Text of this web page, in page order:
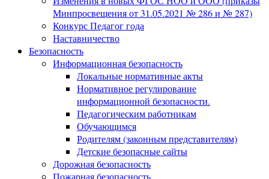
Минпросвещения от 31.05.2021 № 286 и № 287)
Конкурс Педагог года
Наставничество
Безопасность
Информационная безопасность
Локальные нормативные акты
Нормативное регулирование
информационной безопасности.
Педагогическим работникам
Обучающимся
Родителям (законным представителям)
Детские безопасные сайты
Дорожная безопасность
Пожарная безопасность